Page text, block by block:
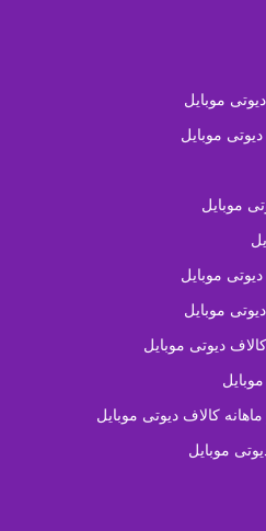
موبایل
موبایل
موبایل
موبایل
موبایل
دیوتی موبایل
کالاف دیوتی موبایل
موبایل